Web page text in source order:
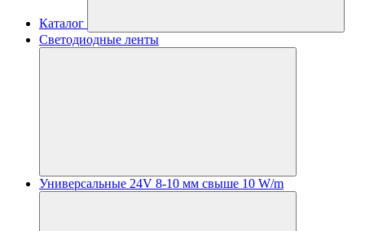
Каталог
Светодиодные ленты
Универсальные 24V 8-10 мм свыше 10 W/m